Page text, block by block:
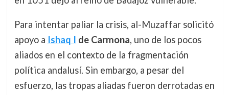
Para intentar paliar la crisis, al-Muzaffar solicitó
apoyo a Ishaq I de Carmona, uno de los pocos
aliados en el contexto de la fragmentación
política andalusí. Sin embargo, a pesar del
esfuerzo, las tropas aliadas fueron derrotadas en